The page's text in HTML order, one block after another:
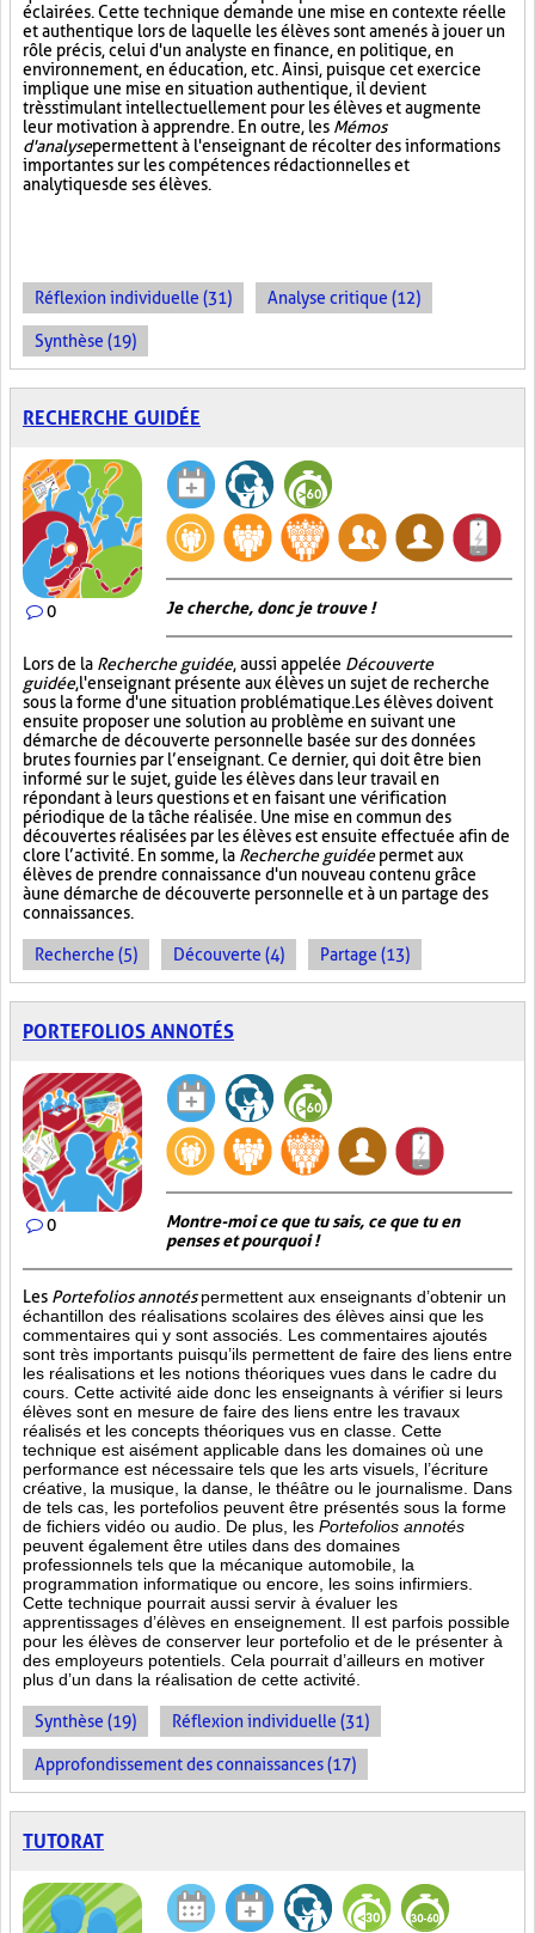
éclairées. Cette technique demande une mise en contexte réelle
et authentique lors de laquelle les élèves sont amenés à jouer un
rôle précis, celui d'un analyste en finance, en politique, en
environnement, en éducation, etc. Ainsi, puisque cet exercice
implique une mise en situation authentique, il devient
très stimulant intellectuellement pour les élèves et augmente
leur motivation à apprendre. En outre, les Mémos
d'analysepermettent à l'enseignant de récolter des informations
importantes sur les compétences rédactionnelles et
analytiques de ses élèves.
Réflexion individuelle (31) Analyse critique (12)
Synthèse (19)
RECHERCHE GUIDÉE
0 Je cherche, donc je trouve !
Lors de la Recherche guidée, aussi appelée Découverte
guidée, l'enseignant présente aux élèves un sujet de recherche
sous la forme d'une situation problématique. Les élèves doivent
ensuite proposer une solution au problème en suivant une
démarche de découverte personnelle basée sur des données
brutes fournies par l’enseignant. Ce dernier, qui doit être bien
informé sur le sujet, guide les élèves dans leur travail en
répondant à leurs questions et en faisant une vérification
périodique de la tâche réalisée. Une mise en commun des
découvertes réalisées par les élèves est ensuite effectuée afin de
clore l’activité. En somme, la Recherche guidéepermet aux
élèves de prendre connaissance d'un nouveau contenu grâce
à une démarche de découverte personnelle et à un partage des
connaissances.
Recherche (5) Découverte (4) Partage (13)
PORTEFOLIOS ANNOTÉS
0
Montre-moi ce que tu sais, ce que tu en
penses et pourquoi !
Les Portefolios annotés permettent aux enseignants d’obtenir un
échantillon des réalisations scolaires des élèves ainsi que les
commentaires qui y sont associés. Les commentaires ajoutés
sont très importants puisqu’ils permettent de faire des liens entre
les réalisations et les notions théoriques vues dans le cadre du
cours. Cette activité aide donc les enseignants à vérifier si leurs
élèves sont en mesure de faire des liens entre les travaux
réalisés et les concepts théoriques vus en classe. Cette
technique est aisément applicable dans les domaines où une
performance est nécessaire tels que les arts visuels, l’écriture
créative, la musique, la danse, le théâtre ou le journalisme. Dans
de tels cas, les portefolios peuvent être présentés sous la forme
de fichiers vidéo ou audio. De plus, les Portefolios annotés
peuvent également être utiles dans des domaines
professionnels tels que la mécanique automobile, la
programmation informatique ou encore, les soins infirmiers.
Cette technique pourrait aussi servir à évaluer les
apprentissages d’élèves en enseignement. Il est parfois possible
pour les élèves de conserver leur portefolio et de le présenter à
des employeurs potentiels. Cela pourrait d’ailleurs en motiver
plus d’un dans la réalisation de cette activité.
Synthèse (19) Réflexion individuelle (31)
Approfondissement des connaissances (17)
TUTORAT